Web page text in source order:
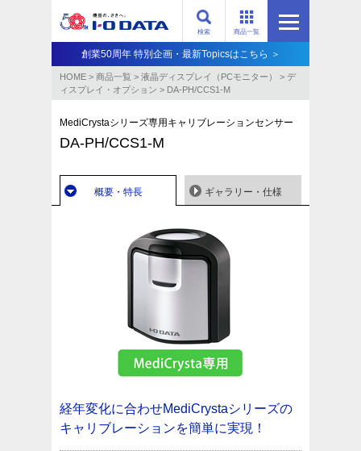
商品一覧
検索
創業50周年 特別企画・最新Topicsはこちら ＞
HOME > 商品一覧 > 液晶ディスプレイ（PCモニター） > デ
ィスプレイ・オプション > DA-PH/CCS1-M
MediCrystaシリーズ専用キャリブレーションセンサー
DA-PH/CCS1-M
概要・特長 ギャラリー・仕様
経年変化に合わせMediCrystaシリーズの
キャリブレーションを簡単に実現！